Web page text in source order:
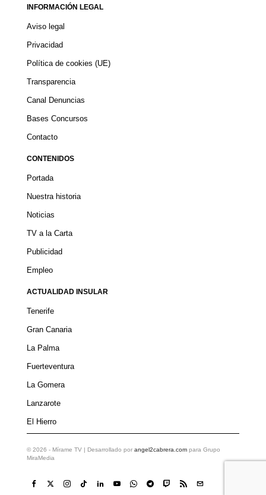
INFORMACIÓN LEGAL
Aviso legal
Privacidad
Política de cookies (UE)
Transparencia
Canal Denuncias
Bases Concursos
Contacto
CONTENIDOS
Portada
Nuestra historia
Noticias
TV a la Carta
Publicidad
Empleo
ACTUALIDAD INSULAR
Tenerife
Gran Canaria
La Palma
Fuerteventura
La Gomera
Lanzarote
El Hierro
© 2026 - Mírame TV | Desarrollado por angel2cabrera.compara Grupo
MiraMedia